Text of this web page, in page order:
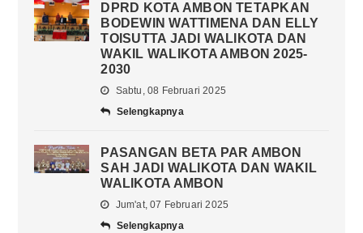
DPRD KOTA AMBON TETAPKAN
BODEWIN WATTIMENA DAN ELLY
TOISUTTA JADI WALIKOTA DAN
WAKIL WALIKOTA AMBON 2025-
2030
Sabtu, 08 Februari 2025
Selengkapnya
PASANGAN BETA PAR AMBON
SAH JADI WALIKOTA DAN WAKIL
WALIKOTA AMBON
Jum'at, 07 Februari 2025
Selengkapnya